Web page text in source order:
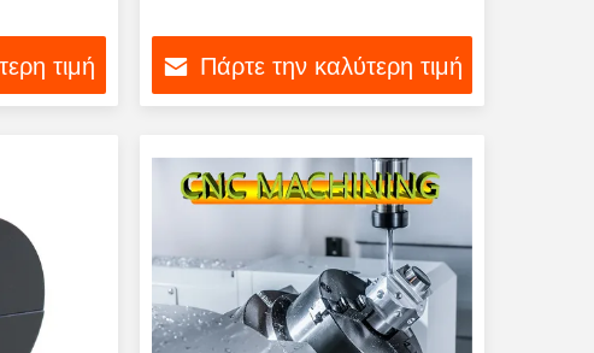
τιμή Πάρτε την καλύτερη τιμή